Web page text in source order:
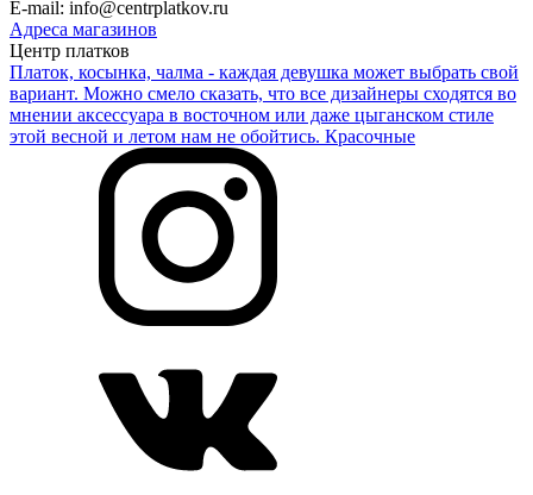
E-mail: info@centrplatkov.ru
Адреса магазинов
Центр платков
Платок, косынка, чалма - каждая девушка может выбрать свой
вариант. Можно смело сказать, что все дизайнеры сходятся во
мнении аксессуара в восточном или даже цыганском стиле
этой весной и летом нам не обойтись. Красочные